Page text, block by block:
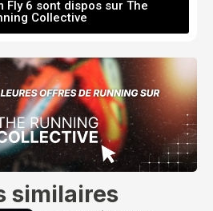
Fly 6 sont dispos sur The
Collective
similaires